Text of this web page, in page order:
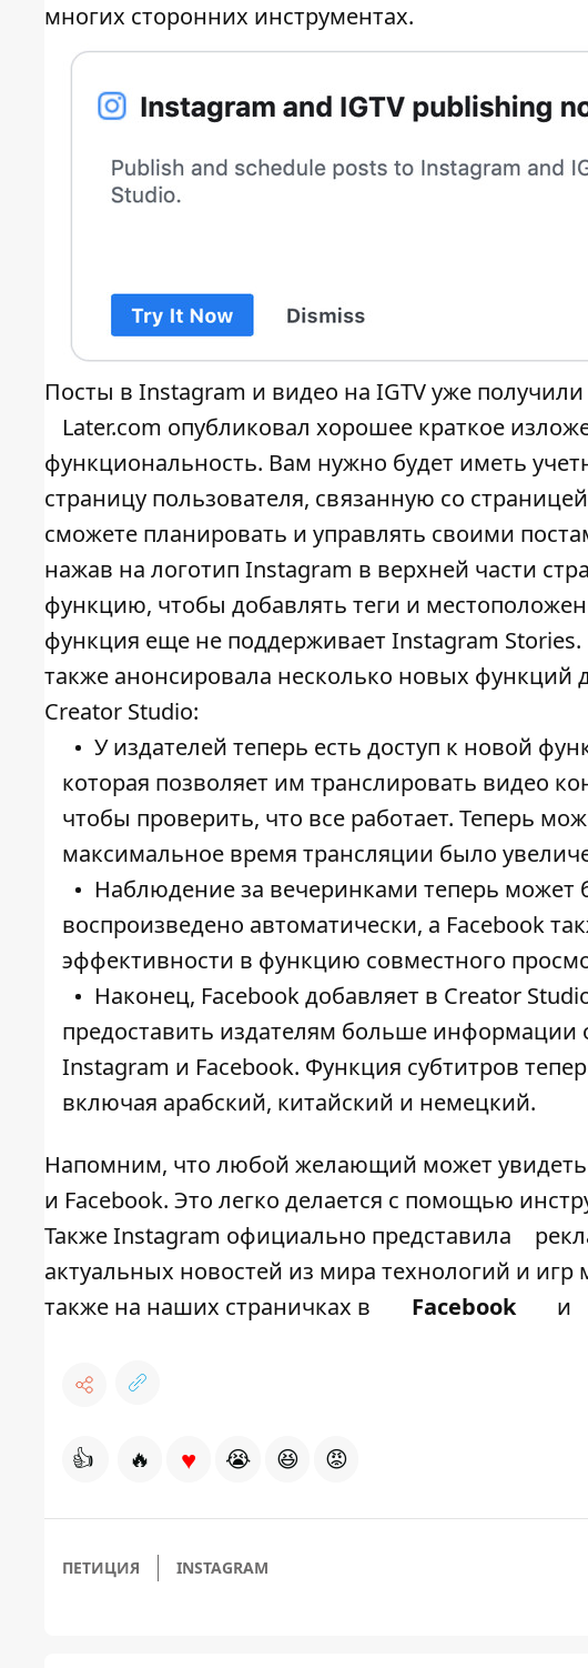
многих сторонних инструментах.
Посты в Instagram и видео на IGTV уже
Later.com опубликовал хорошее краткое
функциональность. Вам нужно будет иметь
страницу пользователя, связанную со
сможете планировать и управлять своими
нажав на логотип Instagram в верхней части
функцию, чтобы добавлять теги и
функция еще не поддерживает Instagram
также анонсировала несколько новых функций
Creator Studio:
У издателей теперь есть доступ к новой
которая позволяет им транслировать видео
чтобы проверить, что все работает. Теперь
максимальное время трансляции было
Наблюдение за вечеринками теперь может
воспроизведено автоматически, а Facebook
эффективности в функцию совместного
Наконец, Facebook добавляет в Creator
предоставить издателям больше информации
Instagram и Facebook. Функция субтитров
включая арабский, китайский и немецкий.
Напомним, что любой желающий может увидеть
и Facebook. Это легко делается с помощью
Также Instagram официально представила
актуальных новостей из мира технологий и
также на наших страничках в
Facebook и
👍 🔥 ♥ 😭 😆 😡
ПЕТИЦИЯ INSTAGRAM